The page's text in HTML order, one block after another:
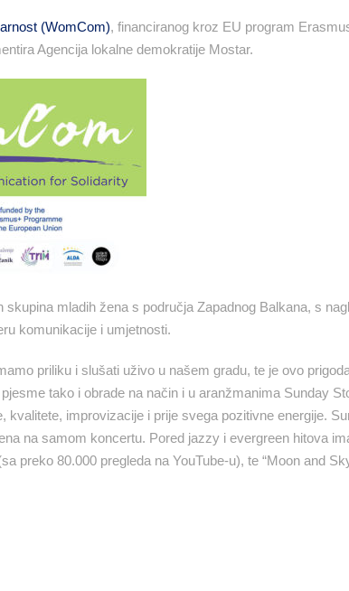
(WomCom), financiranog kroz EU program
Agencija lokalne demokratije Mostar.
mladih žena s područja Zapadnog Balkana, s
komunikacije i umjetnosti.
priliku i slušati uživo u našem gradu, te je ovo
tako i obrade na način i u aranžmanima Sunday
improvizacije i prije svega pozitivne energije.
na samom koncertu. Pored jazzy i evergreen hitova
preko 80.000 pregleda na YouTube-u), te “Moon and